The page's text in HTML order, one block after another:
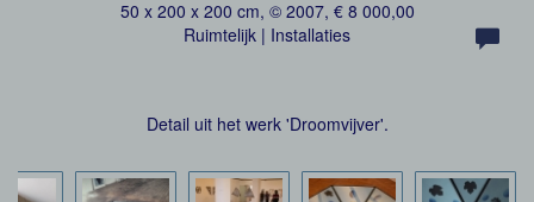
50 x 200 x 200 cm, © 2007, € 8 000,00
Ruimtelijk | Installaties
Detail uit het werk 'Droomvijver'.